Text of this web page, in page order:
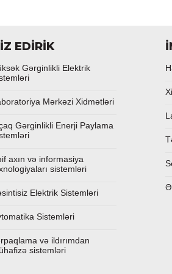
EDİRİK
Gərginlikli Elektrik
Mərkəzi Xidmətləri
Gərginlikli Enerji Paylama
axın və informasiya
sistemləri
Elektrik Sistemləri
Sistemləri
və ildırımdan
sistemləri